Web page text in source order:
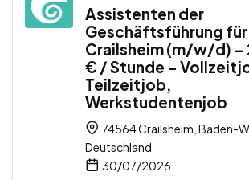
Assistenten der
Geschäftsführung für
Crailsheim (m/w/d) –
€ / Stunde –
Teilzeitjob,
Werkstudentenjob
74564 Crailsheim, Baden-
Deutschland
30/07/2026